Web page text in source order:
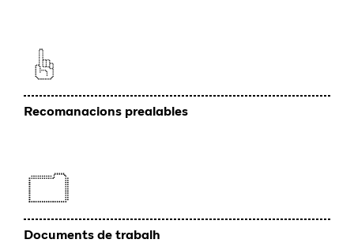
Recomanacions prealables
Documents de trabalh